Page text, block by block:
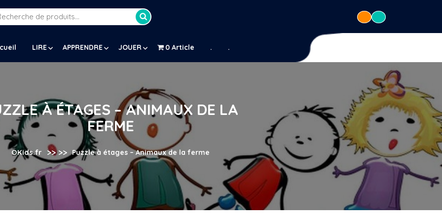
LIRE APPRENDRE JOUER 0 Article . .
À ÉTAGES – ANIMAUX DE LA
FERME
OKids.fr >> >> Puzzle à étages – Animaux de la ferme